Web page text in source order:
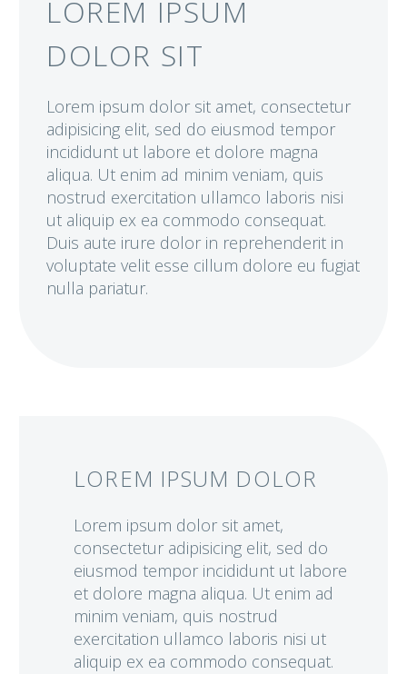
LOREM IPSUM
DOLOR SIT
Lorem ipsum dolor sit amet, consectetur
adipisicing elit, sed do eiusmod tempor
incididunt ut labore et dolore magna
aliqua. Ut enim ad minim veniam, quis
nostrud exercitation ullamco laboris nisi
ut aliquip ex ea commodo consequat.
Duis aute irure dolor in reprehenderit in
voluptate velit esse cillum dolore eu fugiat
nulla pariatur.
LOREM IPSUM DOLOR
Lorem ipsum dolor sit amet,
consectetur adipisicing elit, sed do
eiusmod tempor incididunt ut labore
et dolore magna aliqua. Ut enim ad
minim veniam, quis nostrud
exercitation ullamco laboris nisi ut
aliquip ex ea commodo consequat.